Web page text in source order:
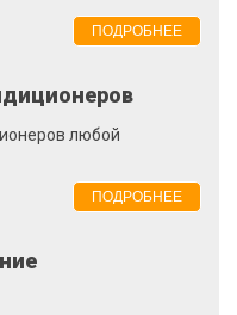
ПОДРОБНЕЕ
любой
ПОДРОБНЕЕ